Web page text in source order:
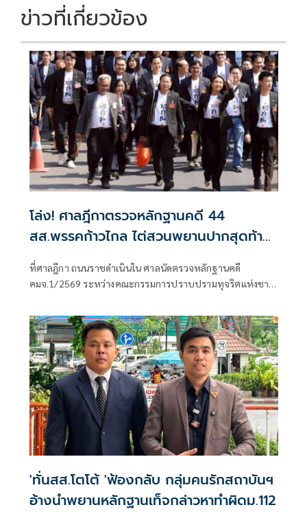
ข่าวที่เกี่ยวข้อง
โล่ง! ศาลฎีกาตรวจหลักฐานคดี 44
สส.พรรคก้าวไกล ไต่สวนพยานปากสุดท้าย
18 พ.ค.ปีหน้าก่อนนัดตัดสิน
ที่ศาลฎีกา ถนนราชดำเนินใน ศาลนัดตรวจหลักฐานคดี
คมจ.1/2569 ระหว่างคณะกรรมการปราบปรามทุจริตแห่งชาติ
'ทั่นสส.โตโต้ 'ฟ้องกลับ กลุ่มคนรักสถาบันฯ
อ้างนำพยานหลักฐานเท็จกล่าวหาทำผิดม.112